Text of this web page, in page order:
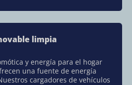
limpia
y energía para el hogar
una fuente de energía
cargadores de vehículos